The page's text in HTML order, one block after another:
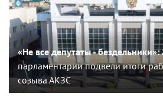
«Не все депутаты - бездельники»:
парламентарии подвели итоги
созыва АКЗС